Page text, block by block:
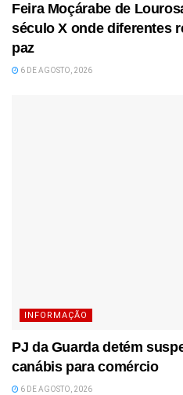
Feira Moçárabe de
século X onde diferentes
paz
6 DE AGOSTO, 2026
INFORMAÇÃO
PJ da Guarda detém
canábis para comércio
6 DE AGOSTO, 2026